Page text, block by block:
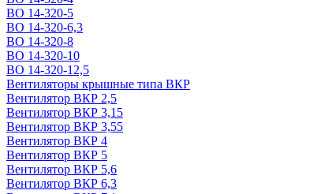
ВО 14-320-5
ВО 14-320-6,3
ВО 14-320-8
ВО 14-320-10
ВО 14-320-12,5
Вентиляторы крышные типа ВКР
Вентилятор ВКР 2,5
Вентилятор ВКР 3,15
Вентилятор ВКР 3,55
Вентилятор ВКР 4
Вентилятор ВКР 5
Вентилятор ВКР 5,6
Вентилятор ВКР 6,3